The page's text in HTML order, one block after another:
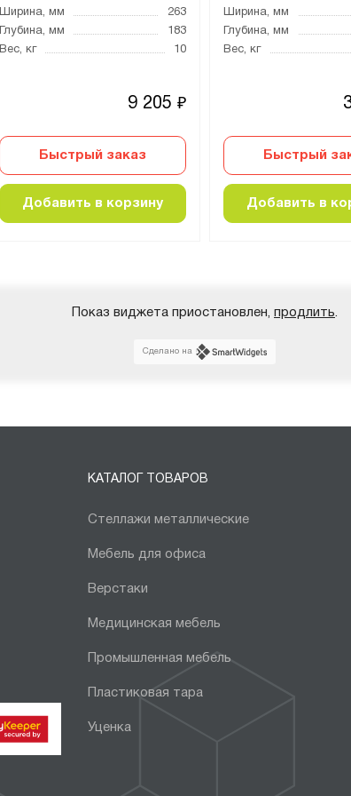
Ширина, мм
263
Глубина, мм
183
Вес, кг
10
9 205 ₽
Быстрый заказ
Добавить в корзину
Ширина, мм
Глубина, мм
Вес, кг
Быстрый
Добавить в
Показ виджета приостановлен, продлить
Сделано на
КАТАЛОГ ТОВАРОВ
Стеллажи металлические
Мебель для офиса
Верстаки
Медицинская мебель
Промышленная мебель
Пластиковая тара
Уценка